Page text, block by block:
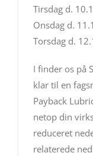
Tirsdag d.
Onsdag d.
Torsdag d.
I finder os på
klar til en
Payback
netop din
reduceret
relaterede